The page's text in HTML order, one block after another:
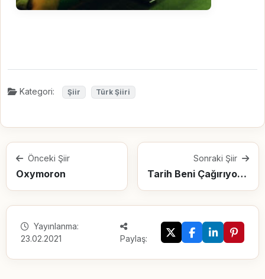
Kategori: Şiir Türk Şiiri
Önceki Şiir
Oxymoron
Sonraki Şiir
Tarih Beni Çağırıyor Sevgilim
Yayınlanma:
23.02.2021
Paylaş: